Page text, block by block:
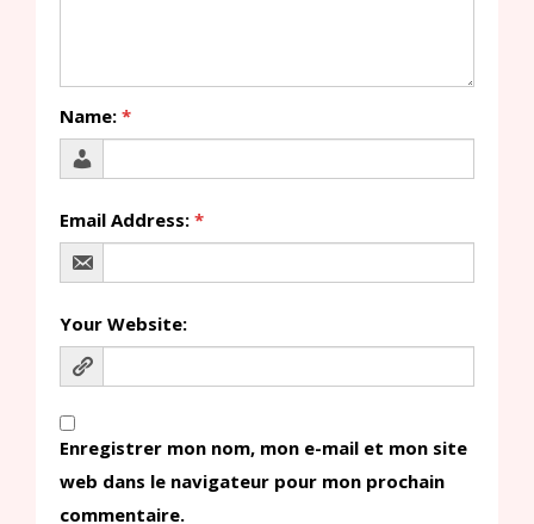
Name: *
Email Address: *
Your Website:
Enregistrer mon nom, mon e-mail et mon site
web dans le navigateur pour mon prochain
commentaire.